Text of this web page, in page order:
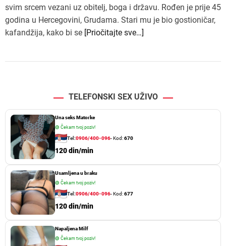
svim srcem vezani uz obitelj, boga i državu. Rođen je prije 45
godina u Hercegovini, Grudama. Stari mu je bio gostioničar,
kafandžija, kako bi se [Priočitajte sve…]
TELEFONSKI SEX UŽIVO
Una seks Matorke
🟢 Čekam tvoj poziv!
Tel:0906/400-096- Kod:670
120 din/min
Usamljena u braku
🟢 Čekam tvoj poziv!
Tel:0906/400-096- Kod:677
120 din/min
Napaljena Milf
🟢 Čekam tvoj poziv!